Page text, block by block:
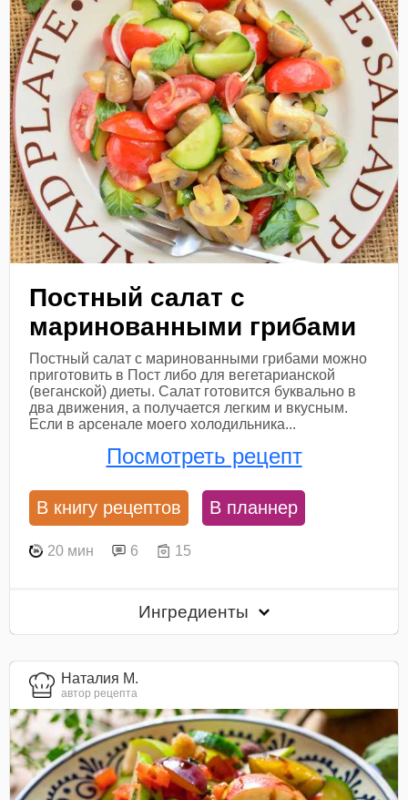
Постный салат с
маринованными грибами
Постный салат с маринованными грибами можно
приготовить в Пост либо для вегетарианской
(веганской) диеты. Салат готовится буквально в
два движения, а получается легким и вкусным.
Если в арсенале моего холодильника...
Посмотреть рецепт
В книгу рецептов В планнер
20 мин 6 15
Ингредиенты
Наталия М.
автор рецепта